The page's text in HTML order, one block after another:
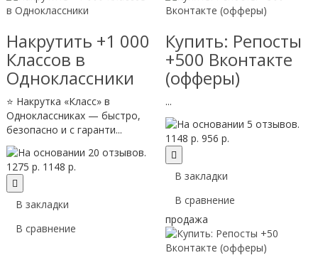
Накрутить +1 000
Классов в
Одноклассники
⭐ Накрутка «Класс» в
Одноклассниках — быстро,
безопасно и с гаранти...
1275 р. 1148 р.
В закладки
В сравнение
Купить: Репосты
+500 Вконтакте
(офферы)
...
1148 р. 956 р.
В закладки
В сравнение
продажа